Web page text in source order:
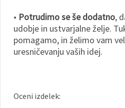
• Potrudimo se še dodatno,
udobje in ustvarjalne želje.
pomagamo, in želimo vam
uresničevanju vaših idej.
Oceni izdelek: